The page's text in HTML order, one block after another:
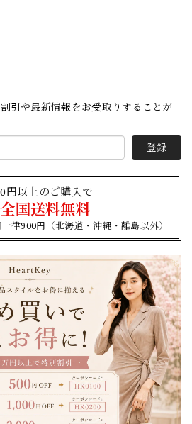
引や最新情報をお受取りすることが
登録
円以上のご購入で
全国送料無料
律900円（北海道・沖縄・離島以外）